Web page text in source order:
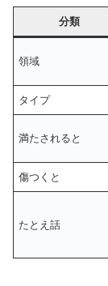
分類
領域
タイプ
満たされると
傷つくと
たとえ話